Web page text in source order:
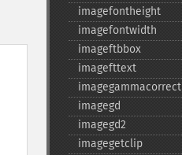
imagefontheight
imagefontwidth
imageftbbox
imagefttext
imagegammacorrect
imagegd
imagegd2
imagegetclip